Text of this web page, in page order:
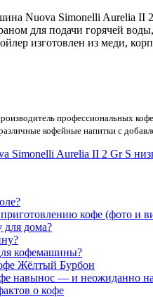
Nuova Simonelli Aurelia II
для подачи горячей
изготовлен из меди,
профессиональных
кофейные напитки с
Simonelli Aurelia II 2 Gr S
кофе (фото и
для дома?
кофемашины?
Жёлтый Бурбон
навынос — и неожиданно
о кофе